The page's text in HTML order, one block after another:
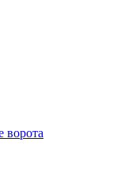
ворота